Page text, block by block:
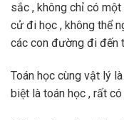
sắc , không chỉ có
cử đi học , không thể
các con đường đi đến
Toán học cùng vật lý
biệt là toán học , rất